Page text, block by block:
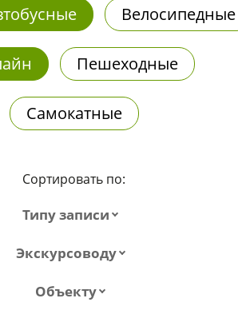
Велосипедные
Пешеходные
Самокатные
Сортировать по:
Типу записи
Экскурсоводу
Объекту